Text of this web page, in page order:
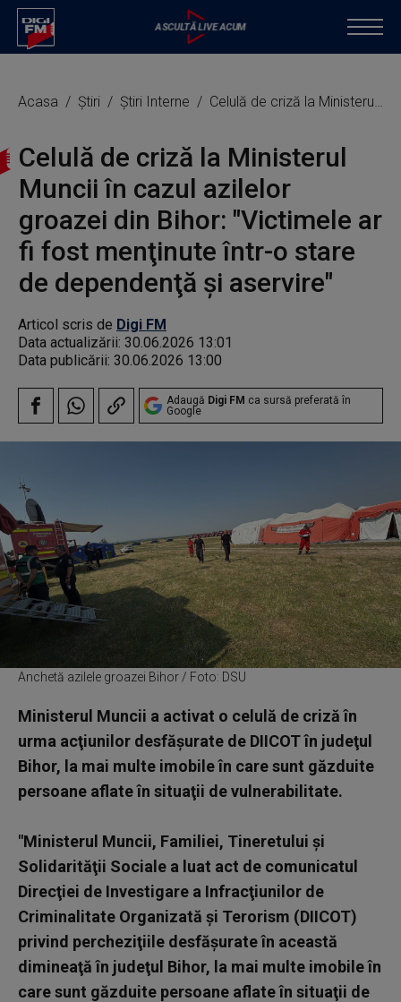
Acasa Știri Știri Interne Celulă de criză la Ministerul Muncii în cazul azilelor groazei din Bihor: "Victimele ar fi fost menţinute într-o stare de dependenţă şi aservire"
Celulă de criză la Ministerul
Muncii în cazul azilelor
groazei din Bihor: "Victimele ar
fi fost menţinute într-o stare
de dependenţă şi aservire"
Articol scris de Digi FM
Data actualizării: 30.06.2026 13:01
Data publicării: 30.06.2026 13:00
Adaugă Digi FM ca sursă preferată în
Google
Anchetă azilele groazei Bihor / Foto: DSU
Ministerul Muncii a activat o celulă de criză în
urma acţiunilor desfăşurate de DIICOT în judeţul
Bihor, la mai multe imobile în care sunt găzduite
persoane aflate în situaţii de vulnerabilitate.
"Ministerul Muncii, Familiei, Tineretului şi
Solidarităţii Sociale a luat act de comunicatul
Direcţiei de Investigare a Infracţiunilor de
Criminalitate Organizată şi Terorism (DIICOT)
privind percheziţiile desfăşurate în această
dimineaţă în judeţul Bihor, la mai multe imobile în
care sunt găzduite persoane aflate în situaţii de